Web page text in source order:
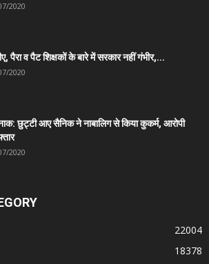
2020
पैरा व पैट शिक्षकों के बारे में सरकार नहीं गंभीर,...
2020
छुट्टी आए सैनिक ने नाबालिग से किया कुकर्म, आरोपी
2020
22004
18378